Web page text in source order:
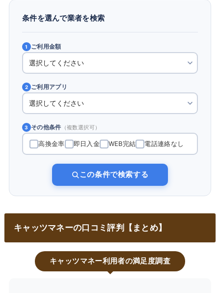
条件を選んで業者を検索
1 ご利用金額
2 ご利用アプリ
3 その他条件 （複数選択可）
高換金率 即日入金 WEB完結 電話連絡なし
この条件で検索する
キャッツマネーの口コミ評判【まとめ】
キャッツマネー利用者の満足度調査